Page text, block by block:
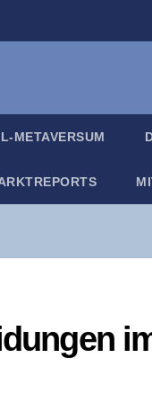
META­VER­SUM